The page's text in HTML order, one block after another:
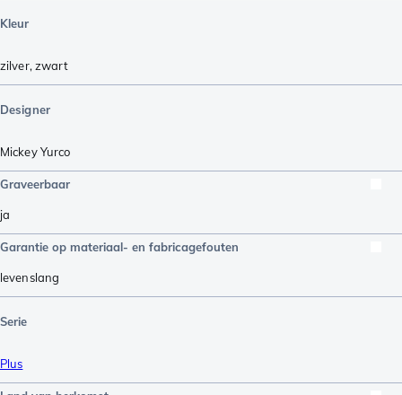
Kleur
zilver,zwart
Designer
Mickey Yurco
Graveerbaar
ja
Garantie op materiaal- en fabricagefouten
levenslang
Serie
Plus